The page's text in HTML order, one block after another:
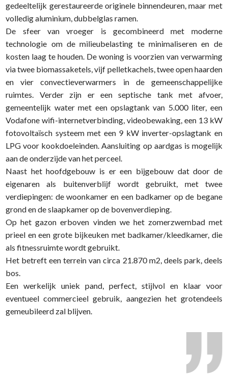
gedeeltelijk gerestaureerde originele binnendeuren, maar met
volledig aluminium, dubbelglas ramen.
De sfeer van vroeger is gecombineerd met moderne
technologie om de milieubelasting te minimaliseren en de
kosten laag te houden. De woning is voorzien van verwarming
via twee biomassaketels, vijf pelletkachels, twee open haarden
en vier convectieverwarmers in de gemeenschappelijke
ruimtes. Verder zijn er een septische tank met afvoer,
gemeentelijk water met een opslagtank van 5.000 liter, een
Vodafone wifi-internetverbinding, videobewaking, een 13 kW
fotovoltaïsch systeem met een 9 kW inverter-opslagtank en
LPG voor kookdoeleinden. Aansluiting op aardgas is mogelijk
aan de onderzijde van het perceel.
Naast het hoofdgebouw is er een bijgebouw dat door de
eigenaren als buitenverblijf wordt gebruikt, met twee
verdiepingen: de woonkamer en een badkamer op de begane
grond en de slaapkamer op de bovenverdieping.
Op het gazon erboven vinden we het zomerzwembad met
prieel en een grote bijkeuken met badkamer/kleedkamer, die
als fitnessruimte wordt gebruikt.
Het betreft een terrein van circa 21.870 m2, deels park, deels
bos.
Een werkelijk uniek pand, perfect, stijlvol en klaar voor
eventueel commercieel gebruik, aangezien het grotendeels
gemeubileerd zal blijven.